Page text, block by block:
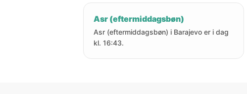
Asr (eftermiddagsbøn)
Asr (eftermiddagsbøn) i Barajevo er i dag
kl. 16:43.